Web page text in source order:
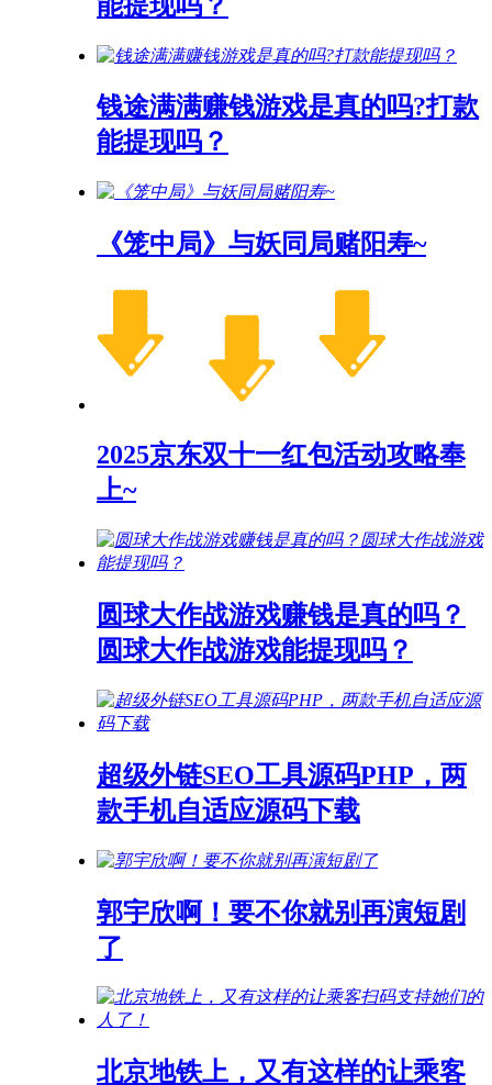
钱途满满赚钱游戏是真的吗?打款
能提现吗？
《笼中局》与妖同局赌阳寿~
2025京东双十一红包活动攻略奉
上~
圆球大作战游戏赚钱是真的吗？
圆球大作战游戏能提现吗？
超级外链SEO工具源码PHP，两
款手机自适应源码下载
郭宇欣啊！要不你就别再演短剧
了
北京地铁上，又有这样的让乘客